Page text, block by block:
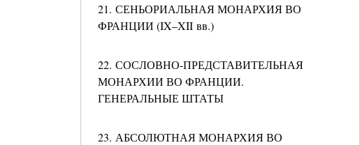
21. СЕНЬОРИАЛЬНАЯ МОНАРХИЯ ВО
ФРАНЦИИ (IX–XII вв.)
22. СОСЛОВНО-ПРЕДСТАВИТЕЛЬНАЯ
МОНАРХИИ ВО ФРАНЦИИ.
ГЕНЕРАЛЬНЫЕ ШТАТЫ
23. АБСОЛЮТНАЯ МОНАРХИЯ ВО